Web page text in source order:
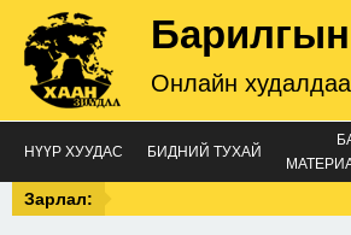
Онлайн
НҮҮР ХУУДАС БИДНИЙ ТУХАЙ
Зарлал: